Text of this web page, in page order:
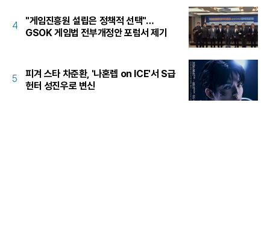
4
"게임진흥원 설립은 정책적 선택"…
GSOK 게임법 전부개정안 포럼서 제기
5
피겨 스타 차준환, '나혼렙 on ICE'서 S급
헌터 성진우로 변신